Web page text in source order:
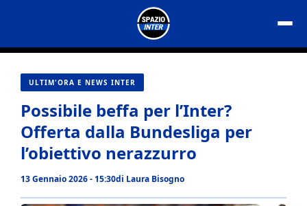
contenuto
ULTIM'ORA E NEWS INTER
Possibile beffa per l’Inter?
Offerta dalla Bundesliga per
l’obiettivo nerazzurro
13 Gennaio 2026 - 15:30di Laura Bisogno